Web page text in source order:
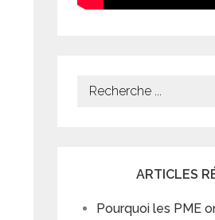
Search
ARTICLES
Pourquoi les PME